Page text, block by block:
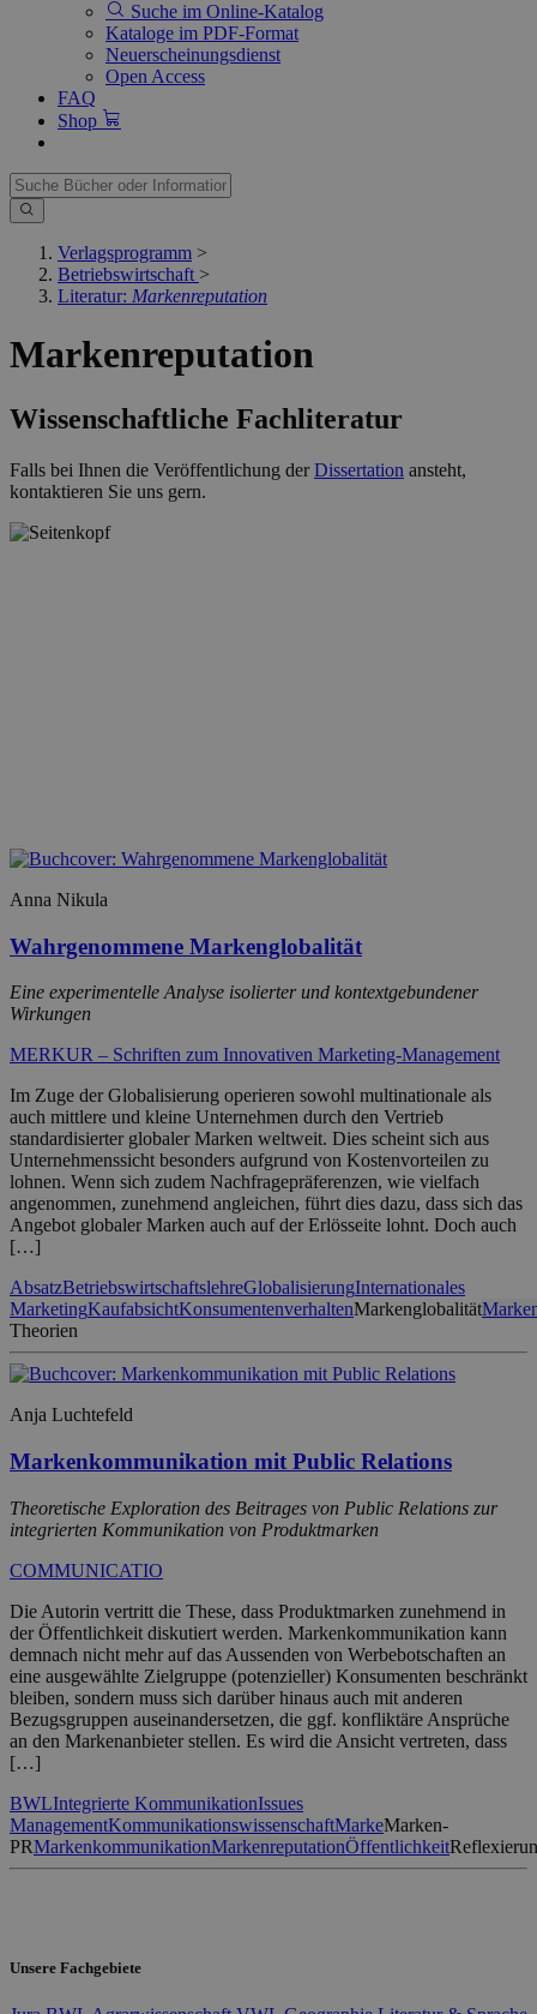
Suche im Online-Katalog
Kataloge im PDF-Format
Neuerscheinungsdienst
Open Access
FAQ
Shop
Verlagsprogramm >
Betriebswirtschaft >
Literatur: Markenreputation
Markenreputation
Wissenschaftliche Fachliteratur
Falls bei Ihnen die Veröffentlichung derDissertation ansteht,
kontaktieren Sie uns gern.
Anna Nikula
Wahrgenommene Markenglobalität
Eine experimentelle Analyse isolierter und kontextgebundener
Wirkungen
MERKUR – Schriften zum Innovativen Marketing-Management
Im Zuge der Globalisierung operieren sowohl multinationale als
auch mittlere und kleine Unternehmen durch den Vertrieb
standardisierter globaler Marken weltweit. Dies scheint sich aus
Unternehmenssicht besonders aufgrund von Kostenvorteilen zu
lohnen. Wenn sich zudem Nachfragepräferenzen, wie vielfach
angenommen, zunehmend angleichen, führt dies dazu, dass sich das
Angebot globaler Marken auch auf der Erlösseite lohnt. Doch auch
[…]
AbsatzBetriebswirtschaftslehreGlobalisierungInternationales
MarketingKaufabsichtKonsumentenverhaltenMarkenglobalität
Theorien
Anja Luchtefeld
Markenkommunikation mit Public Relations
Theoretische Exploration des Beitrages von Public Relations zur
integrierten Kommunikation von Produktmarken
COMMUNICATIO
Die Autorin vertritt die These, dass Produktmarken zunehmend in
der Öffentlichkeit diskutiert werden. Markenkommunikation kann
demnach nicht mehr auf das Aussenden von Werbebotschaften an
eine ausgewählte Zielgruppe (potenzieller) Konsumenten beschränkt
bleiben, sondern muss sich darüber hinaus auch mit anderen
Bezugsgruppen auseinandersetzen, die ggf. konfliktäre Ansprüche
an den Markenanbieter stellen. Es wird die Ansicht vertreten, dass
[…]
BWLIntegrierte KommunikationIssues
ManagementKommunikationswissenschaftMarkeMarken-
PRMarkenkommunikationMarkenreputationÖffentlichkeit
Unsere Fachgebiete